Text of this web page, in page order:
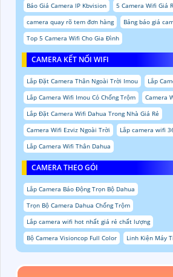
Báo Giá Camera IP Kbvision
5 Camera Wifi Giá
camera quay rõ tem đơn hàng
Bảng báo giá
Top 5 Camera Wifi Cho Gia Đình
CAMERA KẾT NỐI WIFI
Lắp Đặt Camera Thân Ngoài Trời Imou
Lắp
Lắp Camera Wifi Imou Có Chống Trộm
Camera
Lắp Đặt Camera Wifi Dahua Trong Nhà Giá Rẻ
Camera Wifi Ezviz Ngoài Trời
Lắp camera wifi
Lắp Camera Wifi Thân Dahua
CAMERA THEO GÓI
Lắp Camera Báo Động Trọn Bộ Dahua
Trọn Bộ Camera Dahua Chống Trộm
Lắp camera wifi hot nhất giá rẻ chất lượng
Bộ Camera Visioncop Full Color
Linh Kiện Máy